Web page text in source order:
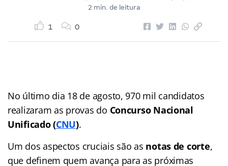
2 min. de leitura
1 0
No último dia 18 de agosto, 970 mil candidatos
realizaram as provas do Concurso Nacional
Unificado (CNU).
Um dos aspectos cruciais são as notas de corte,
que definem quem avança para as próximas